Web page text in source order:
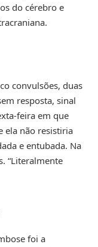
do cérebro e
convulsões, duas
resposta, sinal
feira em que
ela não resistiria
e entubada. Na
“Literalmente
foi a